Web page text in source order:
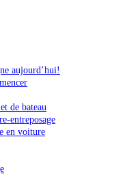
aujourd’hui!
de bateau
entreposage
en voiture